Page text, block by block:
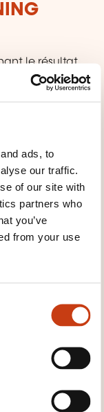
ads, to
our traffic.
of our site with
partners who
you’ve
from your use
le résultat